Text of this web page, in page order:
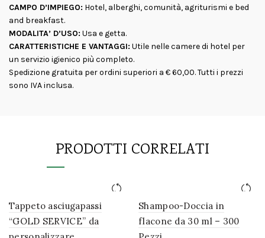
CAMPO D’IMPIEGO: Hotel, alberghi, comunità, agriturismi e bed
and breakfast.
MODALITA’ D’USO: Usa e getta.
CARATTERISTICHE E VANTAGGI: Utile nelle camere di hotel per
un servizio igienico più completo.
Spedizione gratuita per ordini superiori a € 60,00. Tutti i prezzi
sono IVA inclusa.
PRODOTTI CORRELATI
Tappeto asciugapassi
“GOLD SERVICE” da
Shampoo-Doccia in
flacone da 30 ml – 300